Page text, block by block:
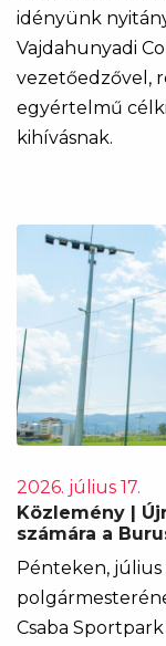
idényünk
Vajdahunyadi
vezetőedzővel,
egyértelmű
kihívásnak.
2026. július 17.
Közlemény |
számára a
Pénteken, július
Csaba